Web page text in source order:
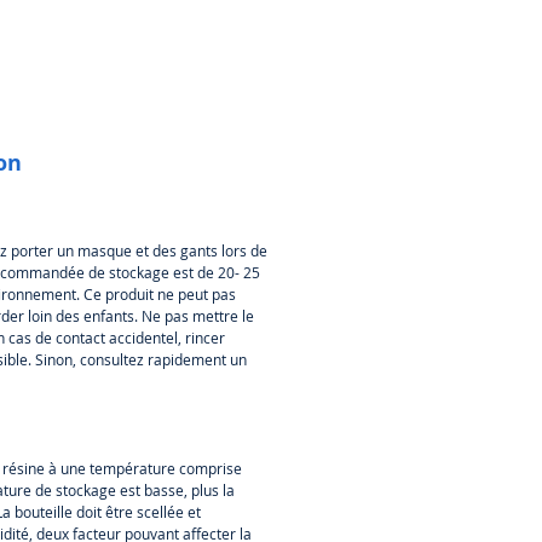
12 mois.
permettent un processus de
rapide entre le dentiste, le
dentaire et le patient.
Steel Build Platform est
pour obtenir un rendu
recommandons d’acheter
démarrage Temporary CB
porter un masque et des gants lors de
de stockage est de 20- 25
Ce produit ne peut pas
loin des enfants. Ne pas mettre le
cas de contact accidentel, rincer
Sinon, consultez rapidement un
à une température comprise
de stockage est basse, plus la
bouteille doit être scellée et
deux facteur pouvant affecter la